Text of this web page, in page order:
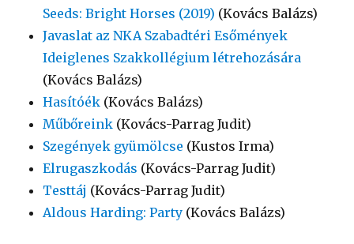
Seeds: Bright Horses (2019) (Kovács Balázs)
Javaslat az NKA Szabadtéri Esőmények
Ideiglenes Szakkollégium létrehozására
(Kovács Balázs)
Hasítóék (Kovács Balázs)
Műbőreink (Kovács-Parrag Judit)
Szegények gyümölcse (Kustos Irma)
Elrugaszkodás (Kovács-Parrag Judit)
Testtáj (Kovács-Parrag Judit)
Aldous Harding: Party (Kovács Balázs)